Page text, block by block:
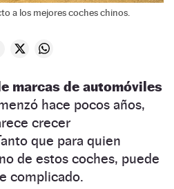
a los mejores coches chinos.
marcas de automóviles
hace pocos años,
crecer
que para quien
de estos coches, puede
complicado.